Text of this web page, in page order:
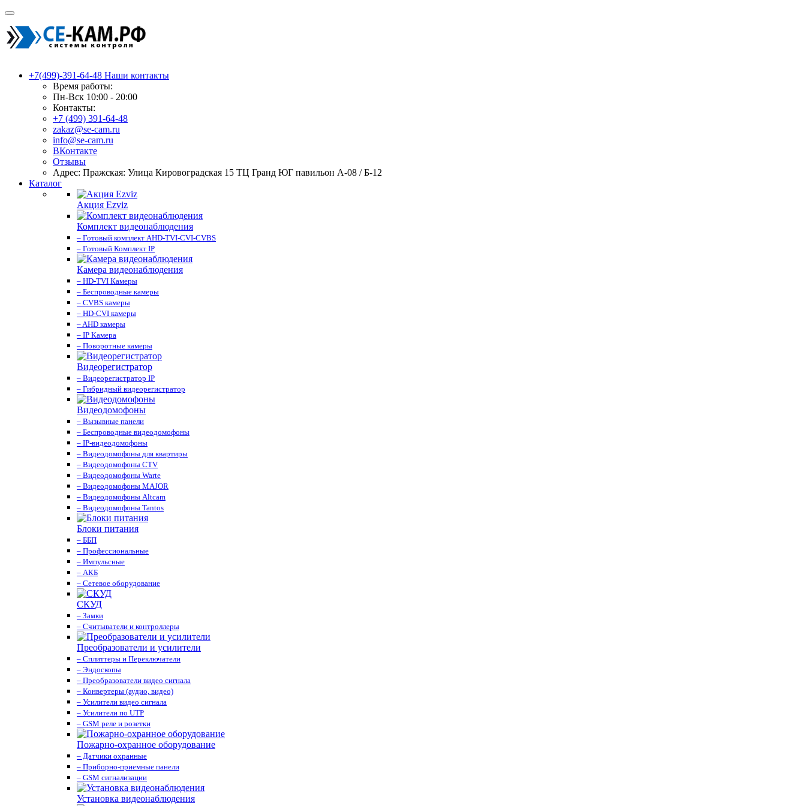
+7(499)-391-64-48 Наши контакты
Время работы:
Пн-Вск 10:00 - 20:00
Контакты:
+7 (499) 391-64-48
zakaz@se-cam.ru
info@se-cam.ru
ВКонтакте
Отзывы
Адрес: Пражская: Улица Кировоградская 15 ТЦ Гранд ЮГ павильон А-08 / Б-12
Каталог
Акция Ezviz
Комплект видеонаблюдения
– Готовый комплект AHD-TVI-CVI-CVBS
– Готовый Комплект IP
Камера видеонаблюдения
– HD-TVI Камеры
– Беспроводные камеры
– CVBS камеры
– HD-CVI камеры
– AHD камеры
– IP Камера
– Поворотные камеры
Видеорегистратор
– Видеорегистратор IP
– Гибридный видеорегистратор
Видеодомофоны
– Вызывные панели
– Беспроводные видеодомофоны
– IP-видеодомофоны
– Видеодомофоны для квартиры
– Видеодомофоны CTV
– Видеодомофоны Warte
– Видеодомофоны MAJOR
– Видеодомофоны Altcam
– Видеодомофоны Tantos
Блоки питания
– ББП
– Профессиональные
– Импульсные
– АКБ
– Сетевое оборудование
СКУД
– Замки
– Считыватели и контроллеры
Преобразователи и усилители
– Сплиттеры и Переключатели
– Эндоскопы
– Преобразователи видео сигнала
– Конвертеры (аудио, видео)
– Усилители видео сигнала
– Усилители по UTP
– GSM реле и розетки
Пожарно-охранное оборудование
– Датчики охранные
– Приборно-приемные панели
– GSM сигнализации
Установка видеонаблюдения